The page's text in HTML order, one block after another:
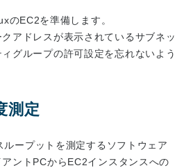
のEC2を準備します。
アドレスが表示されているサブネッ
グループの許可設定を忘れないよう
測定
ープットを測定するソフトウェア
ントPCからEC2インスタンスへの